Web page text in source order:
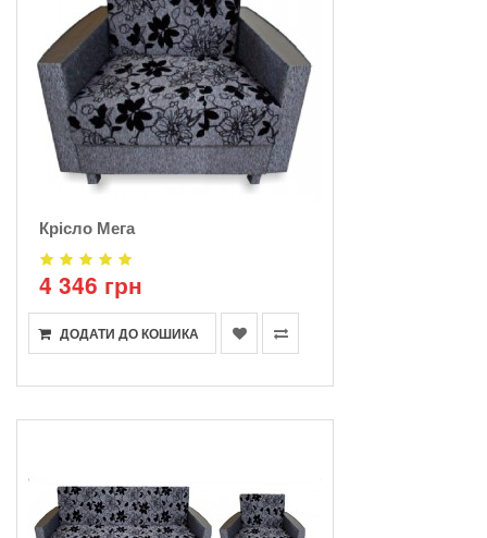
Крісло Мега
4 346 грн
ДОДАТИ ДО КОШИКА